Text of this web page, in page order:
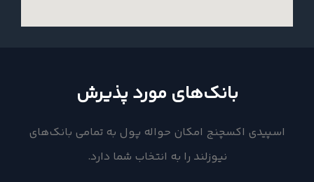
بانک‌های مورد پذیرش
اسپیدی اکسچنج امکان حواله پول به تمامی بانک‌های
نیوزلند را به انتخاب شما دارد.